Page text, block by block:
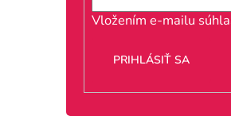
Vložením e-mailu
PRIHLÁSIŤ SA